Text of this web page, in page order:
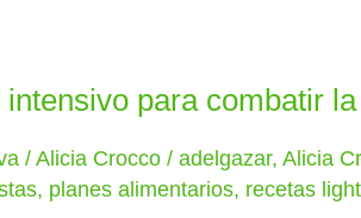
para combatir
/Alicia Crocco/adelgazar,Alicia
, planes alimentarios, recetas light